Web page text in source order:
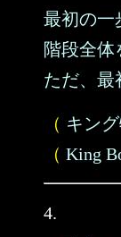
最初の一
階段全体
ただ、最
（ キン
（ King
4.